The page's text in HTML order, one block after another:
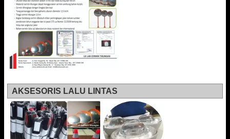
AKSESORIS LALU LINTAS